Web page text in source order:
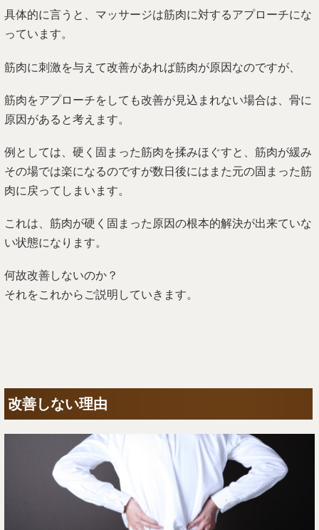
具体的に言うと、マッサージは筋肉に対するアプローチにな
っています。
筋肉に刺激を与えて改善があれば筋肉が原因なのですが、
筋肉をアプローチをしても改善が見込まれない場合は、骨に
原因があると考えます。
例としては、硬く固まった筋肉を揉みほぐすと、筋肉が緩み
その場では楽になるのですが数日後にはまた元の固まった筋
肉に戻ってしまいます。
これは、筋肉が硬く固まった原因の根本的解決が出来ていな
い状態になります。
何故改善しないのか？
それをこれからご説明していきます。
改善しない理由